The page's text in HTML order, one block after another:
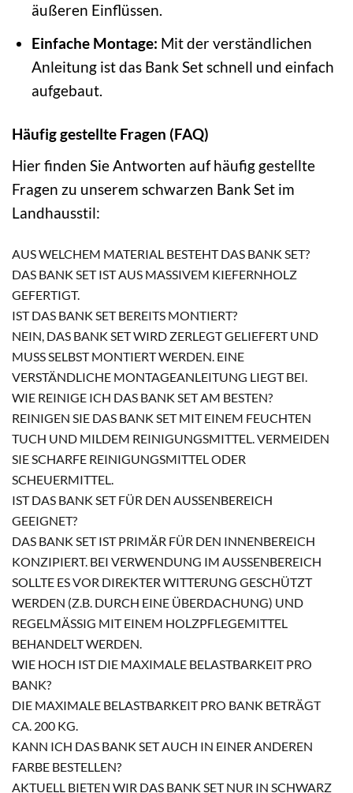
äußeren Einflüssen.
Einfache Montage: Mit der verständlichen
Anleitung ist das Bank Set schnell und einfach
aufgebaut.
Häufig gestellte Fragen (FAQ)
Hier finden Sie Antworten auf häufig gestellte
Fragen zu unserem schwarzen Bank Set im
Landhausstil:
AUS WELCHEM MATERIAL BESTEHT DAS BANK SET?
DAS BANK SET IST AUS MASSIVEM KIEFERNHOLZ
GEFERTIGT.
IST DAS BANK SET BEREITS MONTIERT?
NEIN, DAS BANK SET WIRD ZERLEGT GELIEFERT UND
MUSS SELBST MONTIERT WERDEN. EINE
VERSTÄNDLICHE MONTAGEANLEITUNG LIEGT BEI.
WIE REINIGE ICH DAS BANK SET AM BESTEN?
REINIGEN SIE DAS BANK SET MIT EINEM FEUCHTEN
TUCH UND MILDEM REINIGUNGSMITTEL. VERMEIDEN
SIE SCHARFE REINIGUNGSMITTEL ODER
SCHEUERMITTEL.
IST DAS BANK SET FÜR DEN AUSSENBEREICH G
EEIGNET?
DAS BANK SET IST PRIMÄR FÜR DEN INNENBEREICH
KONZIPIERT. BEI VERWENDUNG IM AUSSENBEREICH S
OLLTE ES VOR DIREKTER WITTERUNG GESCHÜTZT W
ERDEN (Z.B. DURCH EINE ÜBERDACHUNG) UND R
EGELMÄSSIG MIT EINEM HOLZPFLEGEMITTEL BE
HANDELT WERDEN.
WIE HOCH IST DIE MAXIMALE BELASTBARKEIT PRO
BANK?
DIE MAXIMALE BELASTBARKEIT PRO BANK BETRÄGT
CA. 200 KG.
KANN ICH DAS BANK SET AUCH IN EINER ANDEREN
FARBE BESTELLEN?
AKTUELL BIETEN WIR DAS BANK SET NUR IN SCHWARZ